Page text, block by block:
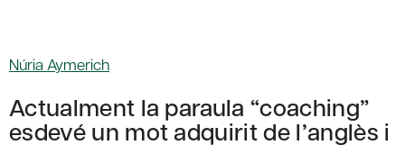
Núria Aymerich
Actualment la paraula “coaching”
esdevé un mot adquirit de l’anglès i